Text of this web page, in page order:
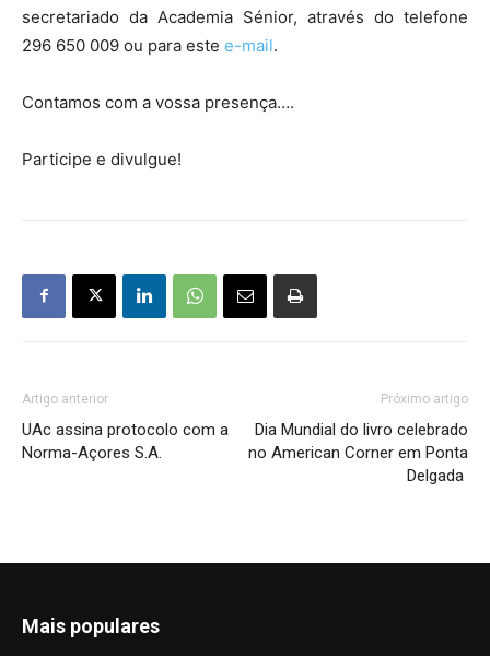
secretariado da Academia Sénior, através do telefone
296 650 009 ou para este e-mail.
Contamos com a vossa presença….
Participe e divulgue!
Artigo anterior
UAc assina protocolo com a
Norma-Açores S.A.
Próximo artigo
Dia Mundial do livro celebrado
no American Corner em Ponta
Delgada
Mais populares